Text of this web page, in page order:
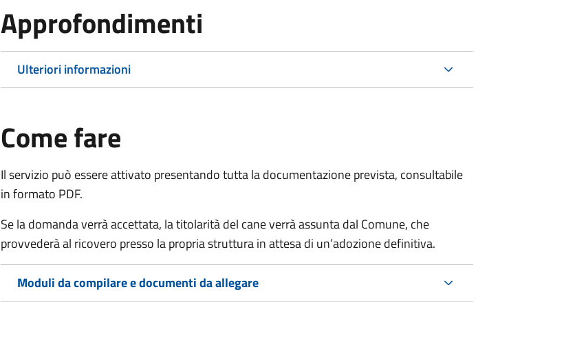
Approfondimenti
Ulteriori informazioni
Come fare
Il servizio può essere attivato presentando tutta la documentazione prevista, consultabile
in formato PDF.
Se la domanda verrà accettata, la titolarità del cane verrà assunta dal Comune, che
provvederà al ricovero presso la propria struttura in attesa di un’adozione definitiva.
Moduli da compilare e documenti da allegare